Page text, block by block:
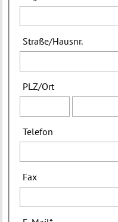
Straße/Hausnr.
PLZ/Ort
Telefon
Fax